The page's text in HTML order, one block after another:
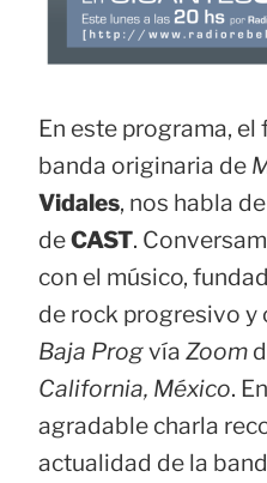
En este programa,
banda originaria de
Vidales, nos habla
deCAST.
con el músico,
de rock progresivo y
Baja Progvía Zoom
California, México.
agradable charla
actualidad de la